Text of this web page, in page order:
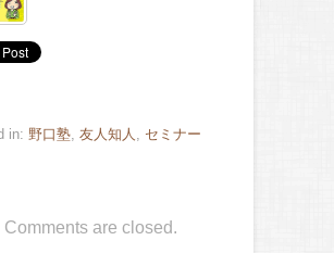
in: 野口塾, 友人知人 , セミナー
Comments are closed.